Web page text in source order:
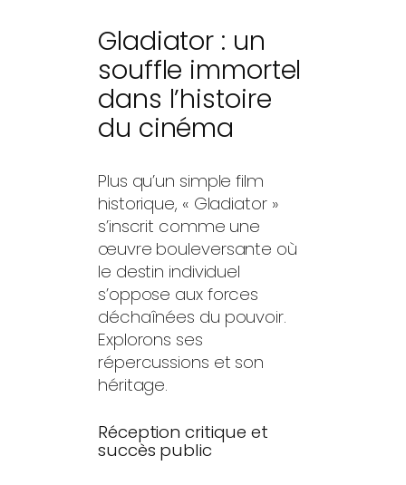
Gladiator : un
souffle immortel
dans l’histoire
du cinéma
Plus qu’un simple film
historique, « Gladiator »
s’inscrit comme une
œuvre bouleversante où
le destin individuel
s’oppose aux forces
déchaînées du pouvoir.
Explorons ses
répercussions et son
héritage.
Réception critique et
succès public